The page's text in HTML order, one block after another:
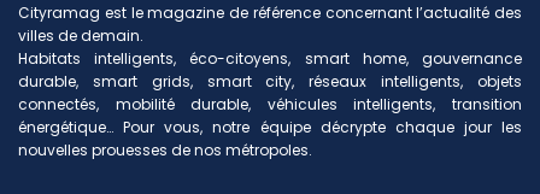
Cityramag est le magazine de référence concernant l’actualité des
villes de demain.
Habitats intelligents, éco-citoyens, smart home, gouvernance
durable, smart grids, smart city, réseaux intelligents, objets
connectés, mobilité durable, véhicules intelligents, transition
énergétique… Pour vous, notre équipe décrypte chaque jour les
nouvelles prouesses de nos métropoles.